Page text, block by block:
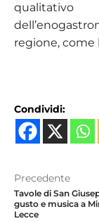
regione, come
Condividi:
Precedente
Tavole di San
gusto e musica a
Lecce